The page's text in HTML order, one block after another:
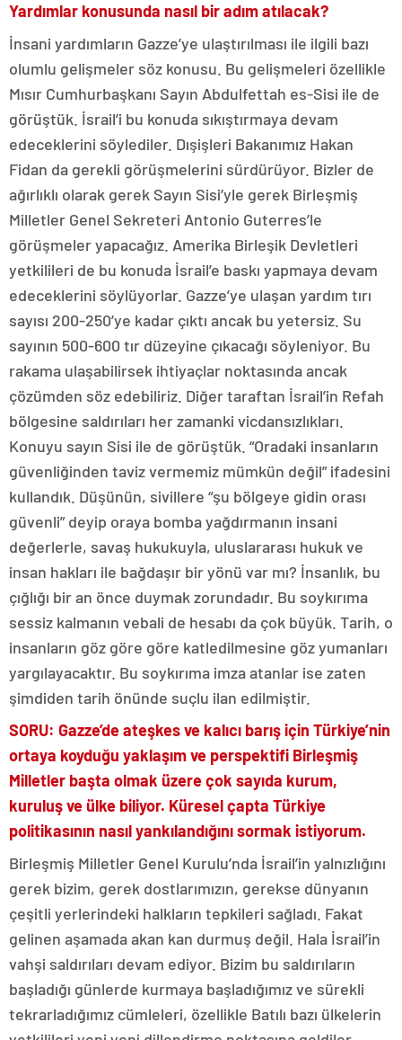
Yardımlar konusunda nasıl bir adım atılacak?
İnsani yardımların Gazze’ye ulaştırılması ile ilgili bazı
olumlu gelişmeler söz konusu. Bu gelişmeleri özellikle
Mısır Cumhurbaşkanı Sayın Abdulfettah es-Sisi ile de
görüştük. İsrail’i bu konuda sıkıştırmaya devam
edeceklerini söylediler. Dışişleri Bakanımız Hakan
Fidan da gerekli görüşmelerini sürdürüyor. Bizler de
ağırlıklı olarak gerek Sayın Sisi’yle gerek Birleşmiş
Milletler Genel Sekreteri Antonio Guterres’le
görüşmeler yapacağız. Amerika Birleşik Devletleri
yetkilileri de bu konuda İsrail’e baskı yapmaya devam
edeceklerini söylüyorlar. Gazze’ye ulaşan yardım tırı
sayısı 200-250’ye kadar çıktı ancak bu yetersiz. Su
sayının 500-600 tır düzeyine çıkacağı söyleniyor. Bu
rakama ulaşabilirsek ihtiyaçlar noktasında ancak
çözümden söz edebiliriz. Diğer taraftan İsrail’in Refah
bölgesine saldırıları her zamanki vicdansızlıkları.
Konuyu sayın Sisi ile de görüştük. “Oradaki insanların
güvenliğinden taviz vermemiz mümkün değil” ifadesini
kullandık. Düşünün, sivillere “şu bölgeye gidin orası
güvenli” deyip oraya bomba yağdırmanın insani
değerlerle, savaş hukukuyla, uluslararası hukuk ve
insan hakları ile bağdaşır bir yönü var mı? İnsanlık, bu
çığlığı bir an önce duymak zorundadır. Bu soykırıma
sessiz kalmanın vebali de hesabı da çok büyük. Tarih, o
insanların göz göre göre katledilmesine göz yumanları
yargılayacaktır. Bu soykırıma imza atanlar ise zaten
şimdiden tarih önünde suçlu ilan edilmiştir.
SORU: Gazze’de ateşkes ve kalıcı barış için Türkiye’nin
ortaya koyduğu yaklaşım ve perspektifi Birleşmiş
Milletler başta olmak üzere çok sayıda kurum,
kuruluş ve ülke biliyor. Küresel çapta Türkiye
politikasının nasıl yankılandığını sormak istiyorum.
Birleşmiş Milletler Genel Kurulu’nda İsrail’in yalnızlığını
gerek bizim, gerek dostlarımızın, gerekse dünyanın
çeşitli yerlerindeki halkların tepkileri sağladı. Fakat
gelinen aşamada akan kan durmuş değil. Hala İsrail’in
vahşi saldırıları devam ediyor. Bizim bu saldırıların
başladığı günlerde kurmaya başladığımız ve sürekli
tekrarladığımız cümleleri, özellikle Batılı bazı ülkelerin